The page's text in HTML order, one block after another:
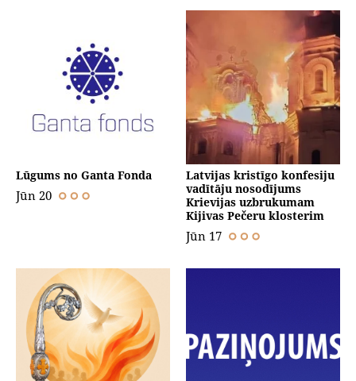
Lūgums no Ganta Fonda
Jūn 20
Latvijas kristīgo konfesiju
vadītāju nosodījums
Krievijas uzbrukumam
Kijivas Pečeru klosterim
Jūn 17